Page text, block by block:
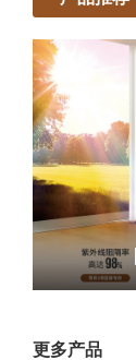
更多产品